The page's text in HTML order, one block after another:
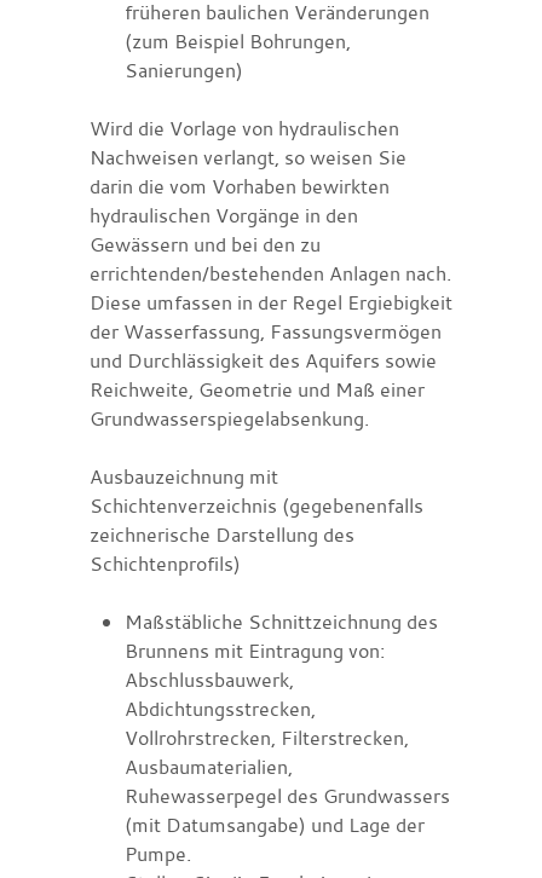
früheren baulichen Veränderungen
(zum Beispiel Bohrungen,
Sanierungen)
Wird die Vorlage von hydraulischen
Nachweisen verlangt, so weisen Sie
darin die vom Vorhaben bewirkten
hydraulischen Vorgänge in den
Gewässern und bei den zu
errichtenden/bestehenden Anlagen nach.
Diese umfassen in der Regel Ergiebigkeit
der Wasserfassung, Fassungsvermögen
und Durchlässigkeit des Aquifers sowie
Reichweite, Geometrie und Maß einer
Grundwasserspiegelabsenkung.
Ausbauzeichnung mit
Schichtenverzeichnis (gegebenenfalls
zeichnerische Darstellung des
Schichtenprofils)
Maßstäbliche Schnittzeichnung des
Brunnens mit Eintragung von:
Abschlussbauwerk,
Abdichtungsstrecken,
Vollrohrstrecken, Filterstrecken,
Ausbaumaterialien,
Ruhewasserpegel des Grundwassers
(mit Datumsangabe) und Lage der
Pumpe.